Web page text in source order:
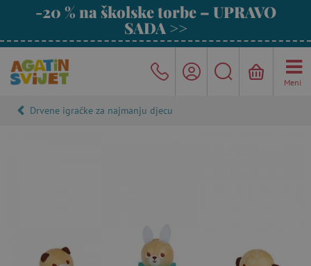
-20 % na školske torbe – UPRAVO
SADA >>
Meni
Drvene igračke za najmanju djecu